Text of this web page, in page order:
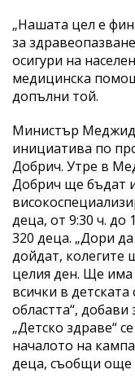
„Нашата цел е
за
осигури на
медицинска
допълни той.
Министър
инициатива по
Добрич. Утре в
Добрич ще бъдат
деца, от 9:30 ч. до
320 деца. „Дори
дойдат, колегите
целия ден. Ще има
всички в
областта“,
„Детско здраве“
началото на
деца, съобщи още